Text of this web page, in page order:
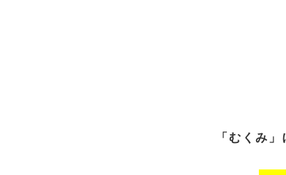
「むくみ